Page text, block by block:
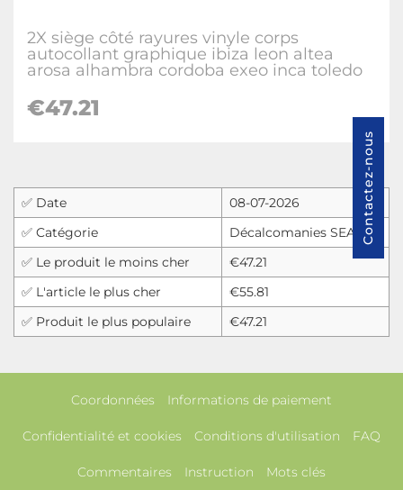
2X siège côté rayures vinyle corps
autocollant graphique ibiza leon altea
arosa alhambra cordoba exeo inca toledo
€47.21
✅ Date
08-07-2026
✅ Catégorie
Décalcomanies SEAT
✅ Le produit le moins cher
€47.21
✅ L'article le plus cher
€55.81
✅ Produit le plus populaire
€47.21
Coordonnées Informations de paiement
Confidentialité et cookies Conditions d'utilisation FAQ
Commentaires Instruction Mots clés
Contactez-nous